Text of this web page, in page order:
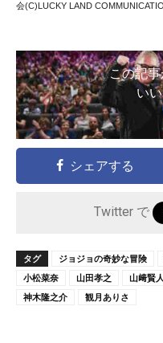
会(C)LUCKY LAND
この記
い
シェアする
Twitter で
タグ ジョジョの奇妙な冒険
小松菜奈
山田孝之 山﨑賢人
神木隆之介
観月ありさ